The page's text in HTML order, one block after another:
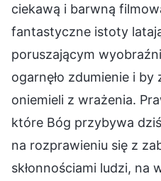
ciekawą i barwną
fantastyczne istoty
poruszającym
ogarnęło zdumienie i by
oniemieli z wrażenia.
które Bóg przybywa
na rozprawieniu się z
skłonnościami ludzi, na